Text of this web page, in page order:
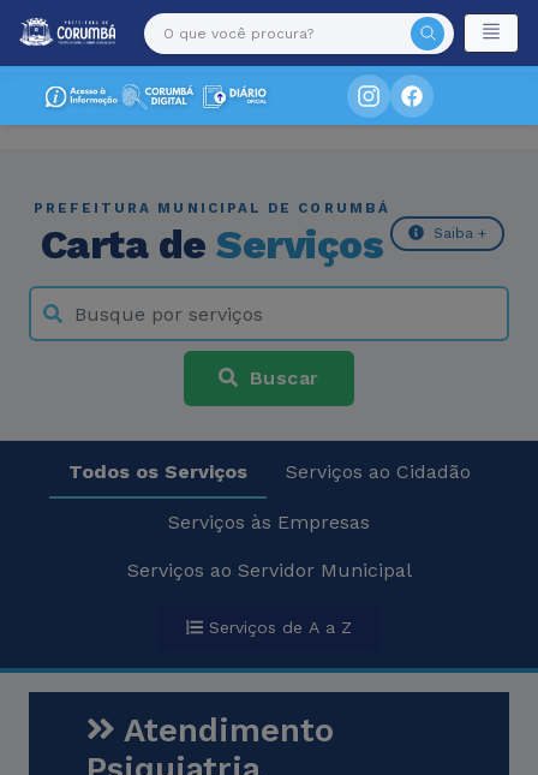
PREFEITURA MUNICIPAL DE CORUMBÁ
Carta de Serviços Saiba +
Buscar
Todos os Serviços Serviços ao Cidadão
Serviços às Empresas
Serviços ao Servidor Municipal
Serviços de A a Z
Atendimento